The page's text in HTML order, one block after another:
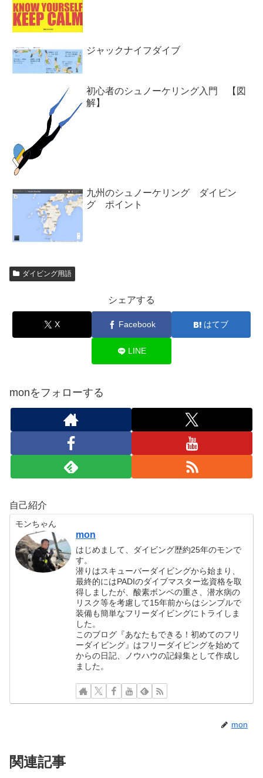
ジャックナイフダイブ
初心者のシュノーケリング入門 【図
解】
九州のシュノーケリング ダイビン
グ ポイント
ダイビング用語
シェアする
X Facebook はてブ
LINE
monをフォローする
自己紹介
モンちゃん
mon
はじめまして、ダイビング歴約25年のモンで
す。
潜りはスキューバーダイビングから始まり、
最終的にはPADIのダイブマスター迄資格を取
得しましたが、酸素ボンベの重さ、潜水病の
リスク等を考慮して15年前からはシンプルで
装備も簡単なフリーダイビングにトライしま
した。
このブログ『あなたもできる！初めてのフリ
ーダイビング』はフリーダイビングを始めて
からの日記、ノウハウの記録集として作成し
ました。
mon
関連記事